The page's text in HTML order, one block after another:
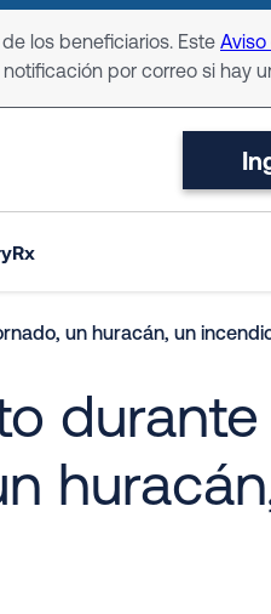
los beneficiarios. Este
por correo si hay
un huracán, un
durante